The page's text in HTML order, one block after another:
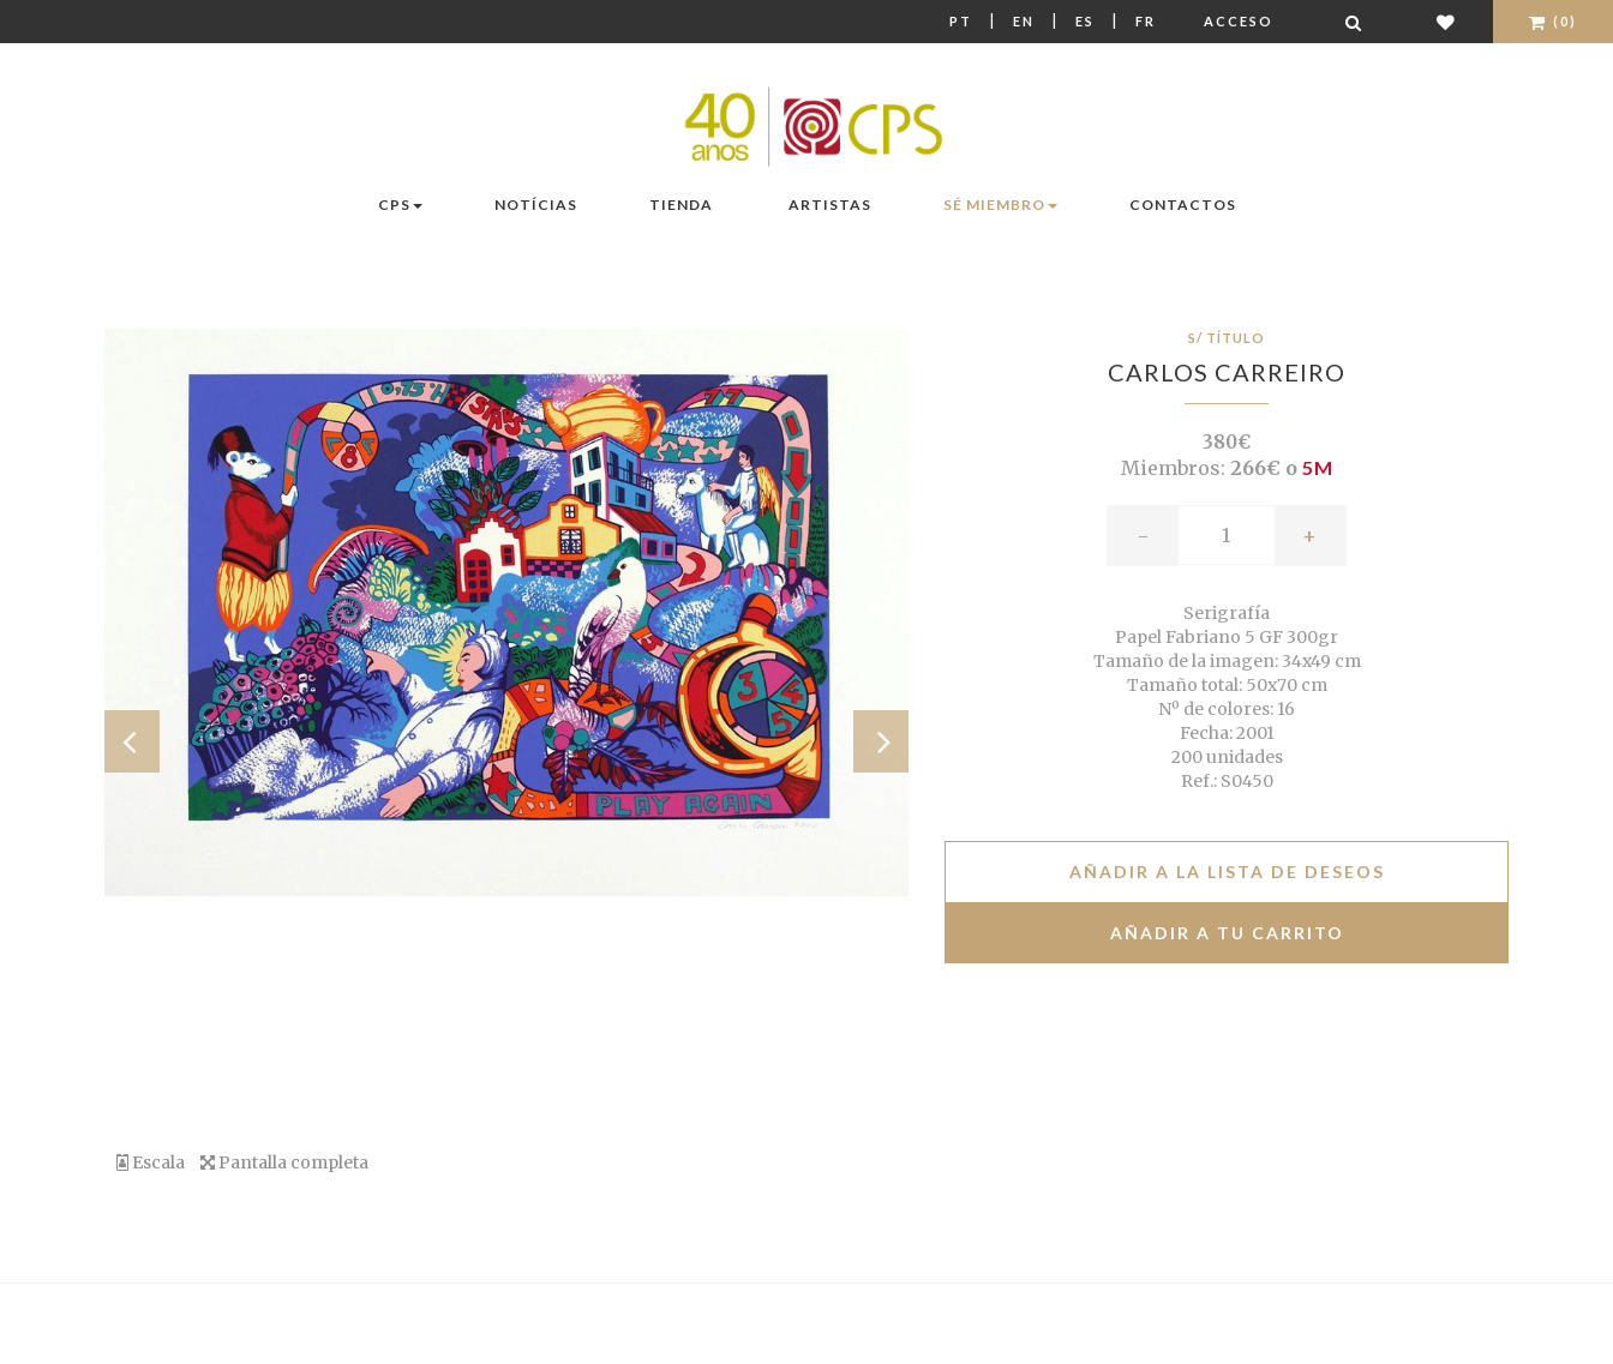
PT | EN | ES | FR ACCESO (0)
CPS NOTÍCIAS TIENDA ARTISTAS SÉ MIEMBRO CONTACTOS
Escala Pantalla completa
S/ TÍTULO
CARLOS CARREIRO
380€
Miembros: 266€ o 5M
- +
Serigrafía
Papel Fabriano 5 GF 300gr
Tamaño de la imagen: 34x49 cm
Tamaño total: 50x70 cm
Nº de colores: 16
Fecha: 2001
200 unidades
Ref.: S0450
AÑADIR A LA LISTA DE DESEOS